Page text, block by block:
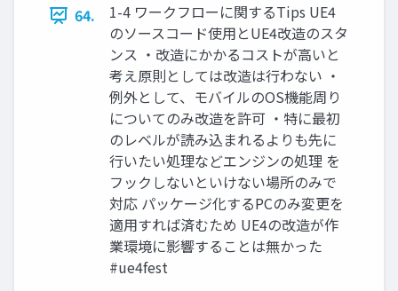
64.
1-4 ワークフローに関するTips UE4
のソースコード使用とUE4改造のスタ
ンス ・改造にかかるコストが高いと
考え原則としては改造は行わない ・
例外として、モバイルのOS機能周り
についてのみ改造を許可 ・特に最初
のレベルが読み込まれるよりも先に
行いたい処理などエンジンの処理 を
フックしないといけない場所のみで
対応 パッケージ化するPCのみ変更を
適用すれば済むため UE4の改造が作
業環境に影響することは無かった
#ue4fest